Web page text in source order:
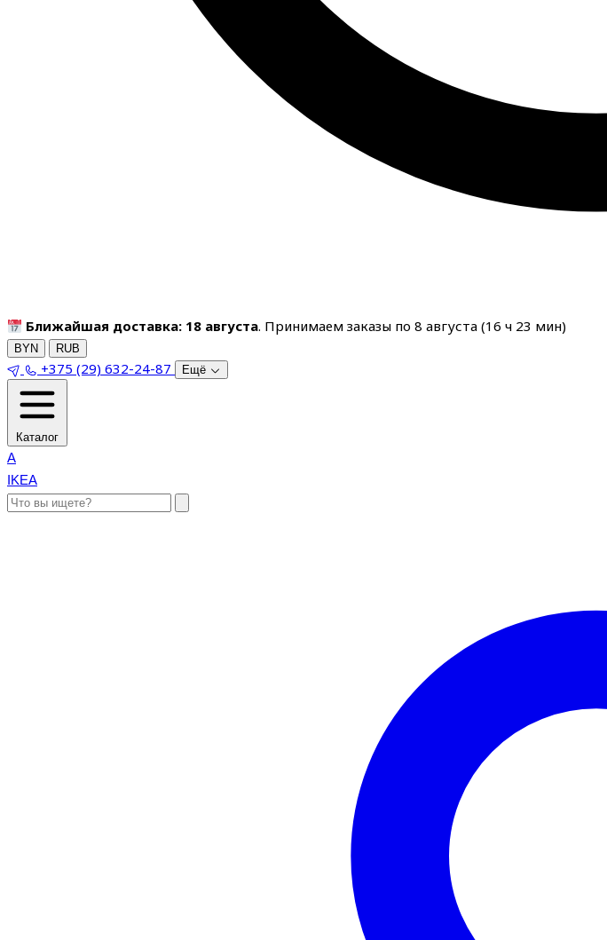
Ближайшая доставка: 18 августа. Принимаем заказы по 8 августа (16 ч 23 мин)
BYN RUB
+375 (29) 632-24-87 Ещё
Каталог
A
IKEA